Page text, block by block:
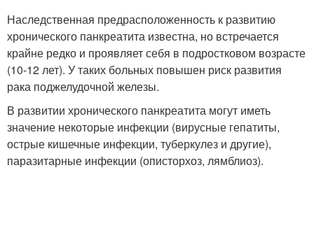
Наследственная предрасположенность к развитию
хронического панкреатита известна, но встречается
крайне редко и проявляет себя в подростковом возрасте
(10-12 лет). У таких больных повышен риск развития
рака поджелудочной железы.
В развитии хронического панкреатита могут иметь
значение некоторые инфекции (вирусные гепатиты,
острые кишечные инфекции, туберкулез и другие),
паразитарные инфекции (описторхоз, лямблиоз).